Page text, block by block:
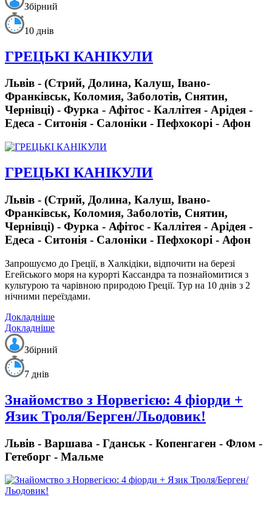
Збірний
10 днів
ГРЕЦЬКІ КАНІКУЛИ
Львів - (Стрий, Долина, Калуш, Івано-
Франківськ, Коломия, Заболотів, Снятин,
Чернівці) - Фурка - Афітос - Каллітея - Арідея -
Едеса - Ситонія - Салоніки - Пефхокорі - Афон
ГРЕЦЬКІ КАНІКУЛИ
Львів - (Стрий, Долина, Калуш, Івано-
Франківськ, Коломия, Заболотів, Снятин,
Чернівці) - Фурка - Афітос - Каллітея - Арідея -
Едеса - Ситонія - Салоніки - Пефхокорі - Афон
Запрошуємо до Греції, в Халкідіки, відпочити на березі
Егейського моря на курорті Кассандра та познайомитися з
культурою та чарівною природою Греції. Тур на 10 днів з 2
нічними переїздами.
Докладніше
Докладніше
Збірний
7 днів
Знайомство з Норвегією: 4 фіорди +
Язик Троля/Берген/Льодовик!
Львів - Варшава - Гданськ - Копенгаген - Флом -
Гетеборг - Мальме